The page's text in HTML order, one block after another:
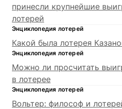
принесли крупнейшие
лотерей
Энциклопедия лотерей
Какой была лотерея
Энциклопедия лотерей
Можно ли просчитать
в лотерее
Энциклопедия лотерей
Вольтер: философ и